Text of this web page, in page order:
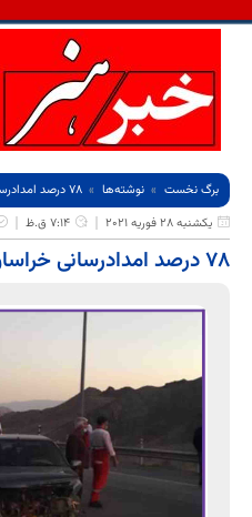
برگ نخست نوشته‌ها
۷۸ درصد امدادرسانی خراسان جنوبی مربوط به حوادث جاده‌ای است
یکشنبه 28 فوریه 2021
7:14 ق.ظ
۷۸ درصد امدادرسانی خراسان جنوبی مربوط به حوادث جاده‌ای است